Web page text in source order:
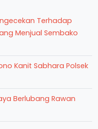
Terhadap
Menjual Sembako
Kanit Sabhara Polsek
Berlubang Rawan